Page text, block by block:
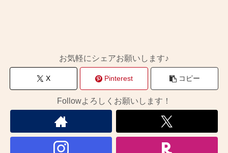
お気軽にシェアお願いします♪
X Pinterest コピー
Followよろしくお願いします！